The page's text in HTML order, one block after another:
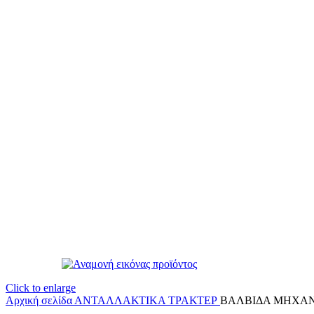
Click to enlarge
Αρχική σελίδα ΑΝΤΑΛΛΑΚΤΙΚΑ ΤΡΑΚΤΕΡ ΒΑΛΒΙΔΑ